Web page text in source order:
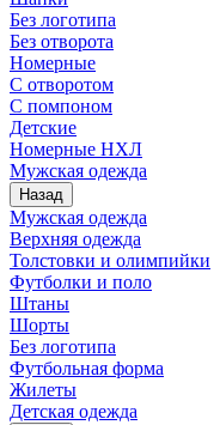
Без логотипа
Без отворота
Номерные
С отворотом
С помпоном
Детские
Номерные НХЛ
Мужская одежда
Назад
Мужская одежда
Верхняя одежда
Толстовки и олимпийки
Футболки и поло
Штаны
Шорты
Без логотипа
Футбольная форма
Жилеты
Детская одежда